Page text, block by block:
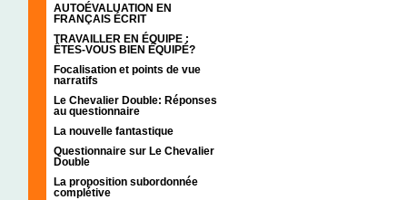
AUTOÉVALUATION EN
FRANÇAIS ÉCRIT
TRAVAILLER EN ÉQUIPE :
ÊTES-VOUS BIEN ÉQUIPÉ?
Focalisation et points de vue
narratifs
Le Chevalier Double: Réponses
au questionnaire
La nouvelle fantastique
Questionnaire sur Le Chevalier
Double
La proposition subordonnée
complétive